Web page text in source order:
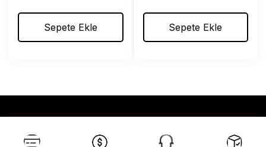
Sepete Ekle Sepete Ekle